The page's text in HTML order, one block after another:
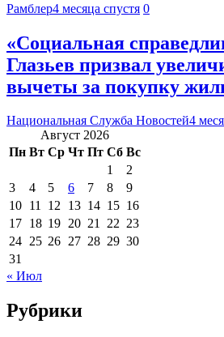
Рамблер4 месяца спустя 0
«Социальная
Глазьев призвал
вычеты за покупку
Национальная Служба Новостей4
Август 2026
Пн Вт Ср Чт Пт Сб Вс
1
2
3
4 5 6 7 8
9
10 11 12 13 14 15 16
17 18 19 20 21 22 23
24 25 26 27 28 29 30
31
« Июл
Рубрики